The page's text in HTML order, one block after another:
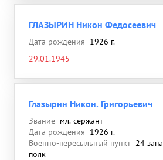
ГЛАЗЫРИН Никон Федосеевич
Дата рождения 1926 г.
29.01.1945
Глазырин Никон. Григорьевич
Звание мл. сержант
Дата рождения 1926 г.
Военно-пересыльный пункт 24
полк